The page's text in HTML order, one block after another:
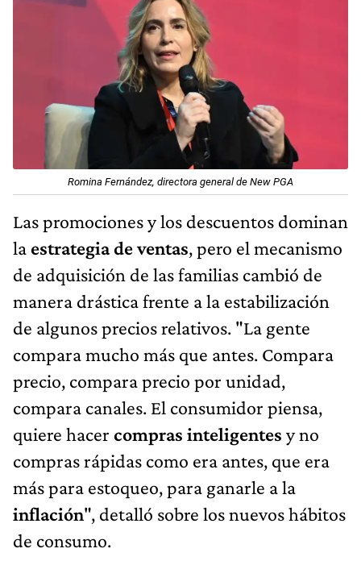
Romina Fernández, directora general de New PGA
Las promociones y los descuentos dominan
la estrategia de ventas, pero el mecanismo
de adquisición de las familias cambió de
manera drástica frente a la estabilización
de algunos precios relativos. "La gente
compara mucho más que antes. Compara
precio, compara precio por unidad,
compara canales. El consumidor piensa,
quiere hacer compras inteligentes y no
compras rápidas como era antes, que era
más para estoqueo, para ganarle a la
inflación", detalló sobre los nuevos hábitos
de consumo.